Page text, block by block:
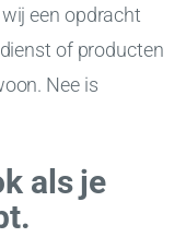
een opdracht
of producten
Nee is
als je